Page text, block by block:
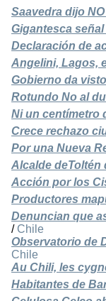
Saavedra dijo
Gigantesca
Declaración de
Angelini, Lagos,
Gobierno da
Rotundo No al
Ni un centímetro
Crece rechazo
Por una Nueva
Alcalde deToltén
Acción por los
Productores
Denuncian que
/ Chile
Observatorio de
Chile
Au Chili, les
Habitantes de